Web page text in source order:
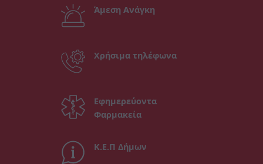
Άμεση Ανάγκη
Χρήσιμα τηλέφωνα
Εφημερεύοντα
Φαρμακεία
Κ.Ε.Π Δήμων